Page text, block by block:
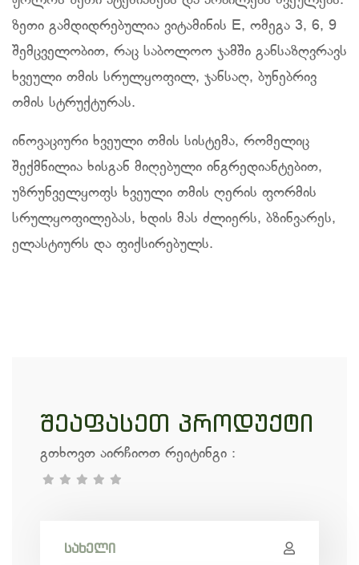
ზეთი გამდიდრებულია ვიტამინის E, ომეგა 3, 6, 9
შემცველობით, რაც საბოლოო ჯამში განსაზღვრავს
ხვეული თმის სრულყოფილ, ჯანსაღ, ბუნებრივ
თმის სტრუქტურას.
ინოვაციური ხვეული თმის სისტემა, რომელიც
შექმნილია ხისგან მიღებული ინგრედიანტებით,
უზრუნველყოფს ხვეული თმის ღერის ფორმის
სრულყოფილებას, ხდის მას ძლიერს, ბზინვარეს,
ელასტიურს და ფიქსირებულს.
შეაფასეთ პროდუქტი
გთხოვთ აირჩიოთ რეიტინგი :